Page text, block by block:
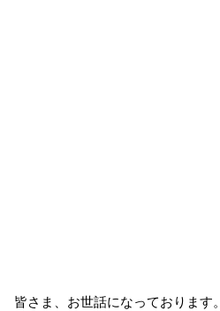
皆さま、お世話になっております。